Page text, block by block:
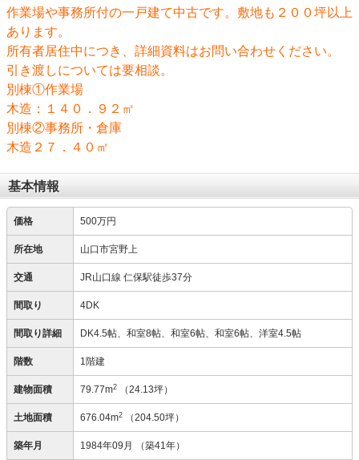
作業場や事務所付の一戸建て中古です。敷地も２００坪以上
あります。
所有者居住中につき、詳細資料はお問い合わせください。
引き渡しについては要相談。
別棟①作業場
木造：１４０．９２㎡
別棟②事務所・倉庫
木造２７．４０㎡
基本情報
価格 500万円
所在地 山口市宮野上
交通 JR山口線 仁保駅徒歩37分
間取り 4DK
間取り詳細 DK4.5帖、和室8帖、和室6帖、和室6帖、洋室4.5帖
階数 1階建
建物面積 79.77m2 （24.13坪）
土地面積 676.04m2 （204.50坪）
築年月 1984年09月 （築41年）